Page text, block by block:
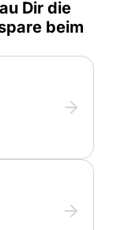
Dir die
beim